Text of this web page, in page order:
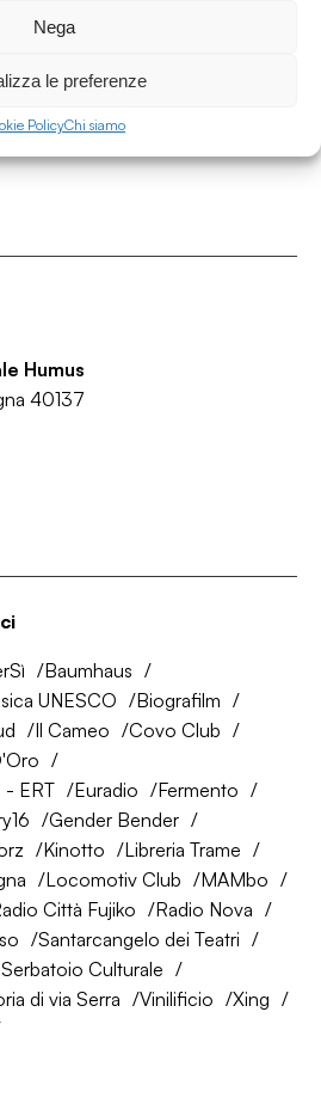
Nega
le preferenze
PolicyChi siamo
Humus
40137
Baumhaus
UNESCO
Biografilm
Il Cameo
Covo Club
- ERT
Euradio
Fermento
Gender Bender
Kinotto
Libreria Trame
Locomotiv Club
MAMbo
Città Fujiko
Radio Nova
Santarcangelo dei Teatri
Culturale
di via Serra Vinilificio
Xing